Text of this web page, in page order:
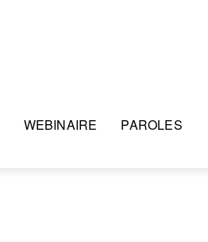
WEBINAIRE PAROLES